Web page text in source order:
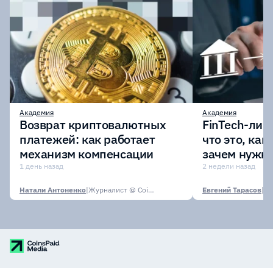
Академия
Возврат криптовалютных
платежей: как работает
механизм компенсации
1 день назад
Натали Антоненко| Журналист @ CoinsPaid Media
Академия
FinTech-
что это,
зачем
2 недели назад
Евгений Тарасов|